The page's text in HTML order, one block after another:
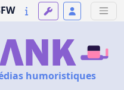
humoristiques